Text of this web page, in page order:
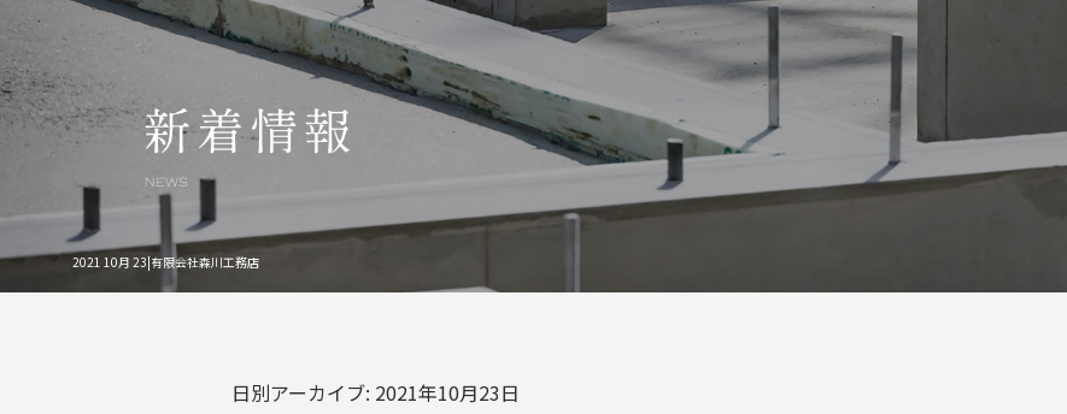
2021 10月 23|有限会社森川工務店
日別アーカイブ: 2021年10月23日